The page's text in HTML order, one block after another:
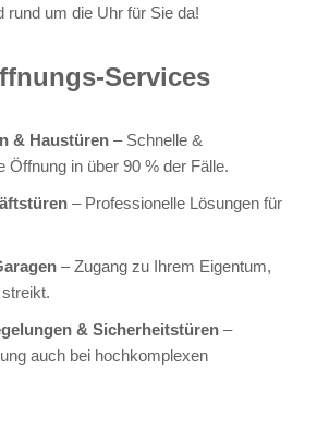
rund um die Uhr für Sie da!
Services
& Haustüren – Schnelle &
Öffnung in über 90 % der Fälle.
– Professionelle Lösungen für
– Zugang zu Ihrem Eigentum,
& Sicherheitstüren –
auch bei hochkomplexen